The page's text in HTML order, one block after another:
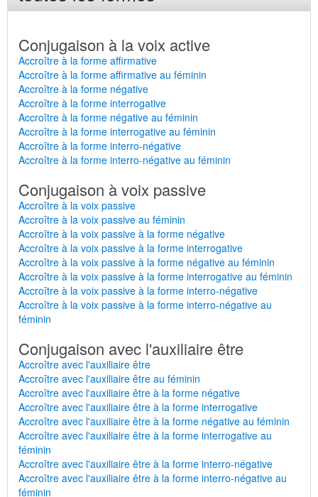
Conjugaison à la voix active
Accroître à la forme affirmative
Accroître à la forme affirmative au féminin
Accroître à la forme négative
Accroître à la forme interrogative
Accroître à la forme négative au féminin
Accroître à la forme interrogative au féminin
Accroître à la forme interro-négative
Accroître à la forme interro-négative au féminin
Conjugaison à voix passive
Accroître à la voix passive
Accroître à la voix passive au féminin
Accroître à la voix passive à la forme négative
Accroître à la voix passive à la forme interrogative
Accroître à la voix passive à la forme négative au féminin
Accroître à la voix passive à la forme interrogative au féminin
Accroître à la voix passive à la forme interro-négative
Accroître à la voix passive à la forme interro-négative au
féminin
Conjugaison avec l'auxiliaire être
Accroître avec l'auxiliaire être
Accroître avec l'auxiliaire être au féminin
Accroître avec l'auxiliaire être à la forme négative
Accroître avec l'auxiliaire être à la forme interrogative
Accroître avec l'auxiliaire être à la forme négative au féminin
Accroître avec l'auxiliaire être à la forme interrogative au
féminin
Accroître avec l'auxiliaire être à la forme interro-négative
Accroître avec l'auxiliaire être à la forme interro-négative au
féminin